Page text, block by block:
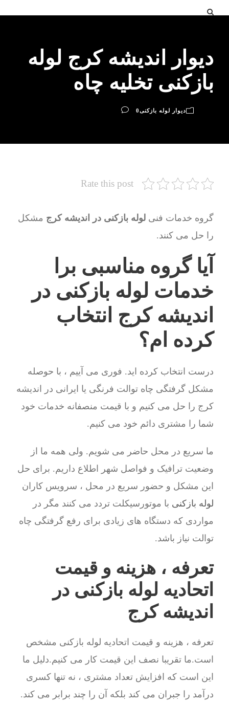
دیوار اندیشه کرج لوله
بازکنی تخلیه چاه
دیوار لوله بازکنی0
Rate this post
گروه خدمات فنی لوله بازکنی در اندیشه کرج مشکل
را حل می کنند.
آیا گروه مناسبی برا
خدمات لوله بازکنی در
اندیشه کرج انتخاب
کرده ام؟
درست انتخاب کرده اید. فوری می آییم ، با حوصله
مشکل گرفتگی چاه توالت فرنگی یا ایرانی در اندیشه
کرج را حل می کنیم و با قیمت منصفانه خدمات خود
شما را مشتری دائم خود می کنیم.
ما سریع در محل حاضر می شویم. ولی همه ما از
وضعیت ترافیک و فواصل شهر اطلاع داریم. برای حل
این مشکل و حضور سریع در محل ، سرویس کاران
لوله بازکنی با موتورسیکلت تردد می کنند مگر در
مواردی که دستگاه های زیادی برای رفع گرفتگی چاه
توالت نیاز باشد.
تعرفه ، هزینه و قیمت
اتحادیه لوله بازکنی در
اندیشه کرج
تعرفه ، هزینه و قیمت اتحادیه لوله بازکنی مشخص
است.ما تقریبا نصف این قیمت کار می کنیم.دلیل ما
این است که افزایش تعداد مشتری ، نه تنها کسری
درآمد را جبران می کند بلکه آن را چند برابر می کند.